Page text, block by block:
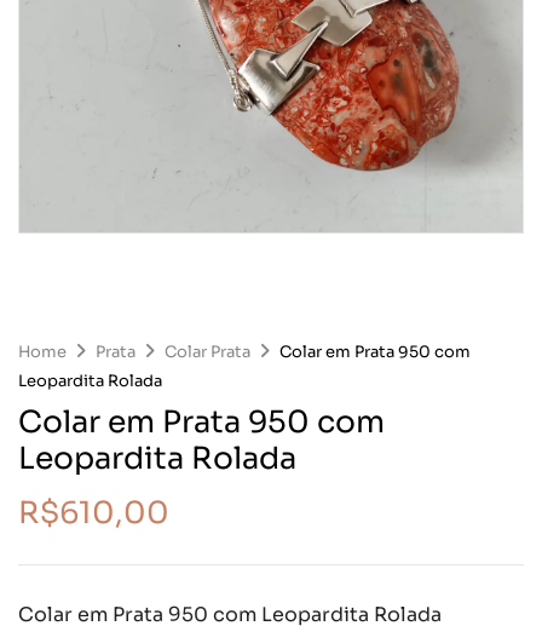
Home Prata Colar Prata
Colar em Prata 950 com
Leopardita Rolada
Colar em Prata 950 com
Leopardita Rolada
R$610,00
Colar em Prata 950 com Leopardita Rolada